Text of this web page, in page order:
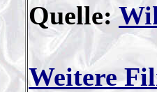
Quelle:
Weitere